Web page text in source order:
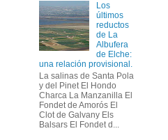
Los
últimos
reductos
de La
Albufera
de Elche:
una relación provisional.
La salinas de Santa Pola
y del Pinet El Hondo
Charca La Manzanilla El
Fondet de Amorós El
Clot de Galvany Els
Balsars El Fondet d...